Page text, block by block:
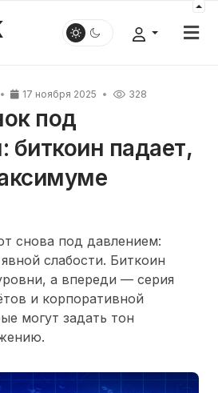
17 ноября 2025 328
под
биткоин падает,
снова под давлением:
слабости. Биткоин
а впереди — серия
и корпоративной
могут задать тон